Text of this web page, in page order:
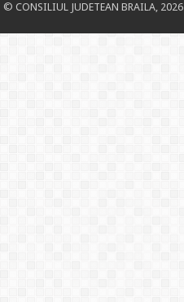
© CONSILIUL JUDETEAN BRAILA, 2026